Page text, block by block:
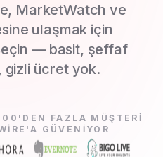
MarketWatch ve
ulaşmak için
— basit, şeffaf
gizli ücret yok.
FAZLA MÜŞTERI
GÜVENIYOR